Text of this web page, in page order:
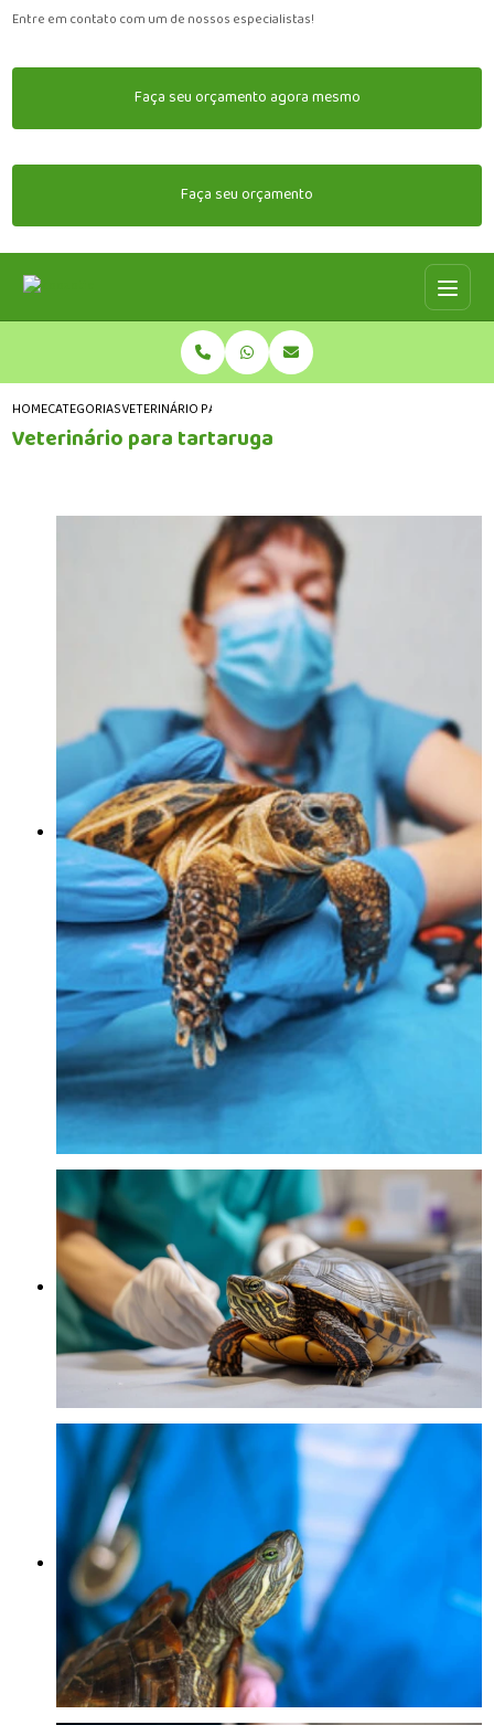
Entre em contato com um de nossos especialistas!
Faça seu orçamento agora mesmo
Faça seu orçamento
HOMECATEGORIASVETERINÁRIO PARA TARTARUGA
Veterinário para tartaruga